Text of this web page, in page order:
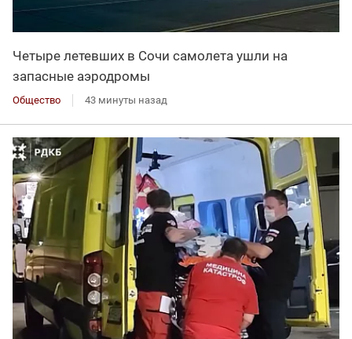
Четыре летевших в Сочи самолета ушли на
запасные аэродромы
Общество 43 минуты назад